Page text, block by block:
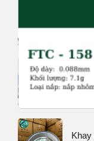
22 GIỜ
Khay